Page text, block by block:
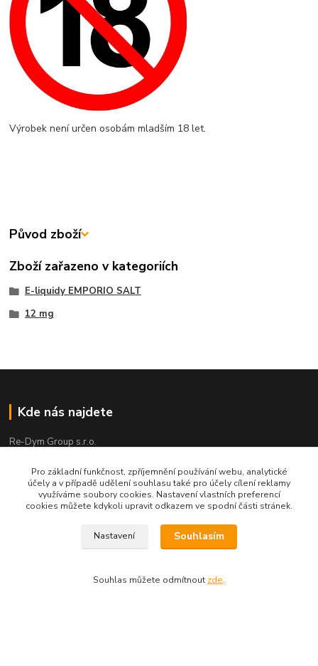
Výrobek není určen osobám mladším 18 let.
Původ zboží
Zboží zařazeno v kategoriích
E-liquidy EMPORIO SALT
12 mg
Kde nás najdete
Re-Dym Group s.r.o.
Od 1.7.2024 osobní odběr v Karviné zrušen.
Osobní převzetí dle tel. dohody na čísle 731 077 869
Pro základní funkčnost, zpříjemnění používání webu, analytické
účely a v případě udělení souhlasu také pro účely cílení reklamy
využíváme soubory cookies. Nastavení vlastních preferencí
cookies můžete kdykoli upravit odkazem ve spodní části stránek.
Nastavení Souhlasím
Souhlas můžete odmítnout zde.